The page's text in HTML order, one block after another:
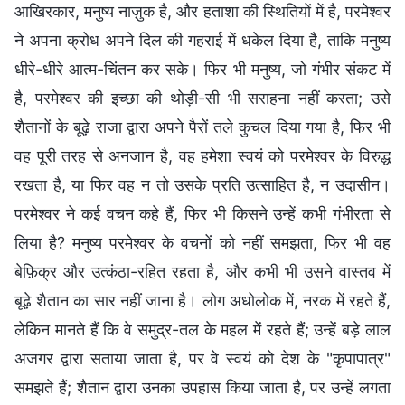
आखिरकार, मनुष्य नाज़ुक है, और हताशा की स्थितियों में है, परमेश्वर
ने अपना क्रोध अपने दिल की गहराई में धकेल दिया है, ताकि मनुष्य
धीरे-धीरे आत्म-चिंतन कर सके। फिर भी मनुष्य, जो गंभीर संकट में
है, परमेश्वर की इच्छा की थोड़ी-सी भी सराहना नहीं करता; उसे
शैतानों के बूढ़े राजा द्वारा अपने पैरों तले कुचल दिया गया है, फिर भी
वह पूरी तरह से अनजान है, वह हमेशा स्वयं को परमेश्वर के विरुद्ध
रखता है, या फिर वह न तो उसके प्रति उत्साहित है, न उदासीन।
परमेश्वर ने कई वचन कहे हैं, फिर भी किसने उन्हें कभी गंभीरता से
लिया है? मनुष्य परमेश्वर के वचनों को नहीं समझता, फिर भी वह
बेफ़िक्र और उत्कंठा-रहित रहता है, और कभी भी उसने वास्तव में
बूढ़े शैतान का सार नहीं जाना है। लोग अधोलोक में, नरक में रहते हैं,
लेकिन मानते हैं कि वे समुद्र-तल के महल में रहते हैं; उन्हें बड़े लाल
अजगर द्वारा सताया जाता है, पर वे स्वयं को देश के "कृपापात्र"
समझते हैं; शैतान द्वारा उनका उपहास किया जाता है, पर उन्हें लगता